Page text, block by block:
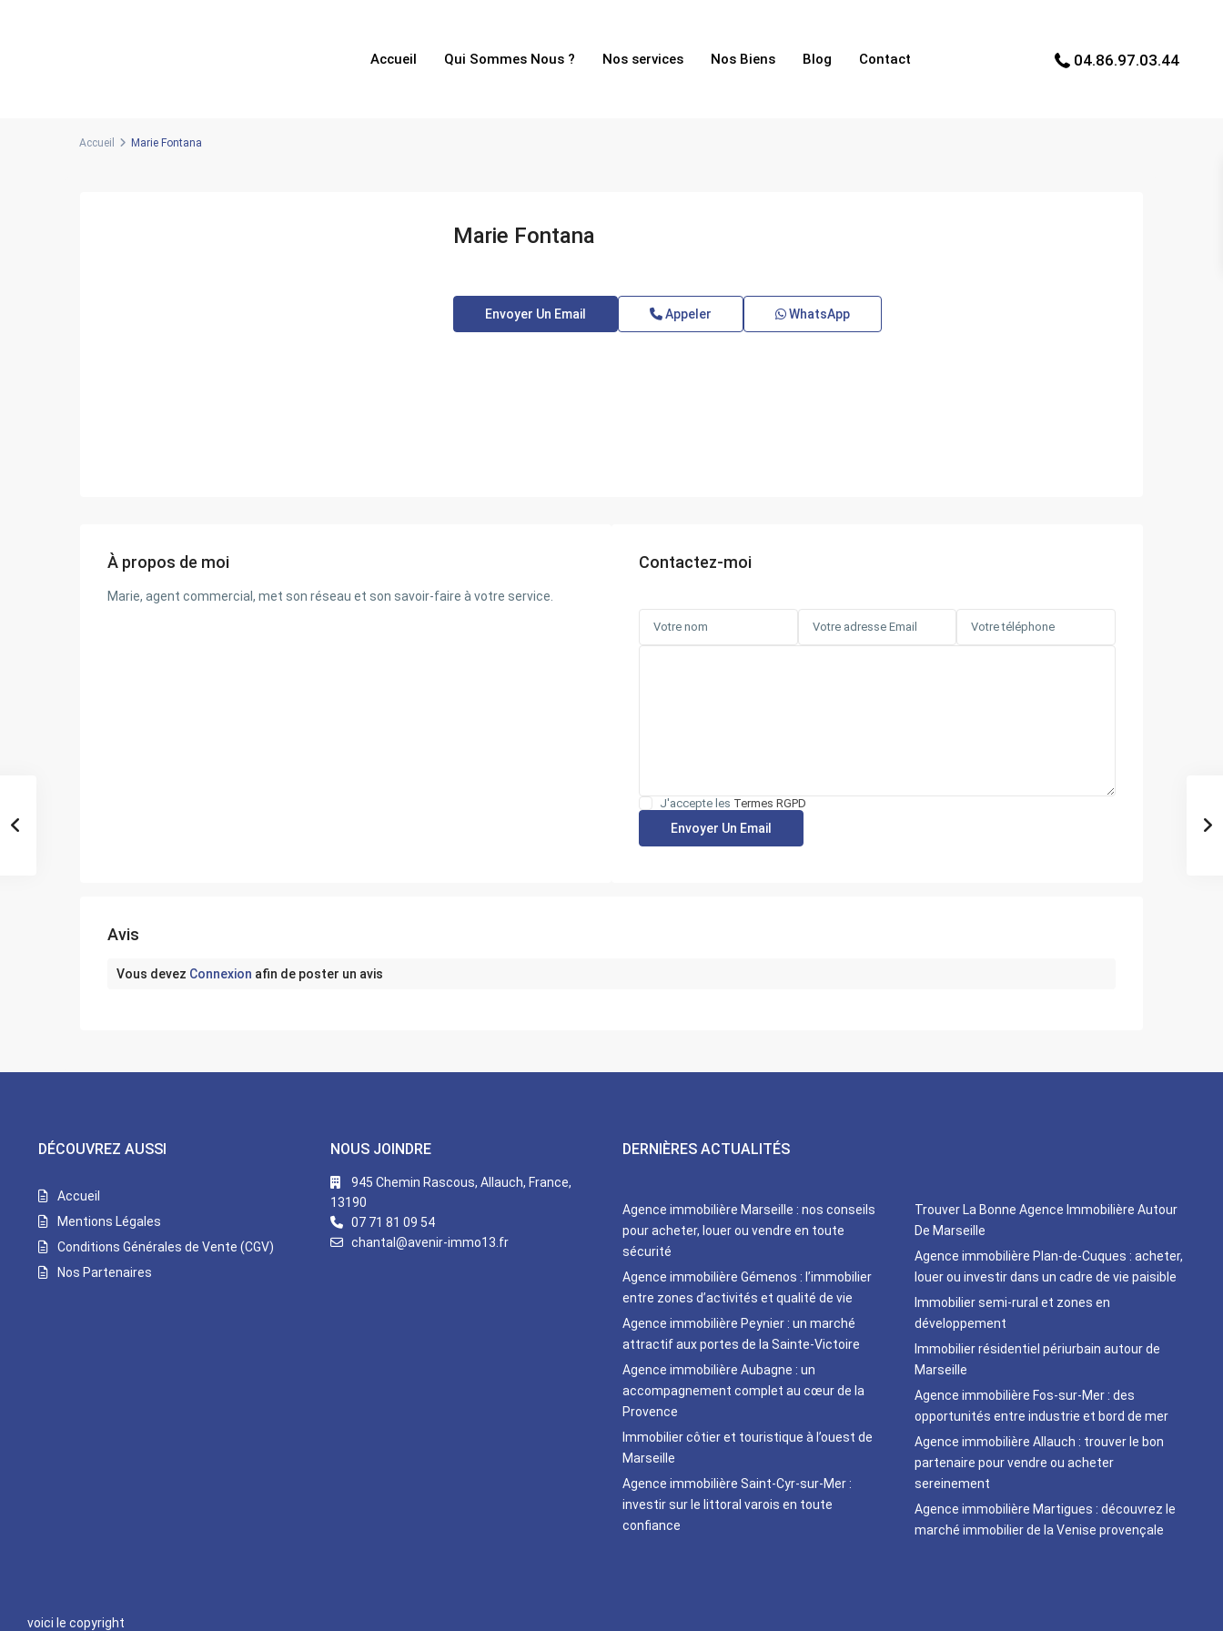
Accueil Qui Sommes Nous ? Nos services Nos Biens Blog Contact 04.86.97.03.44
Accueil Marie Fontana
Marie Fontana
Envoyer Un Email Appeler WhatsApp
À propos de moi
Marie, agent commercial, met son réseau et son savoir-faire à votre service.
Contactez-moi
J'accepte les Termes RGPD
Avis
Vous devez Connexion afin de poster un avis
DÉCOUVREZ AUSSI
Accueil
Mentions Légales
Conditions Générales de Vente (CGV)
Nos Partenaires
NOUS JOINDRE
945 Chemin Rascous, Allauch, France,
13190
07 71 81 09 54
chantal@avenir-immo13.fr
DERNIÈRES ACTUALITÉS
Agence immobilière Marseille : nos conseils
pour acheter, louer ou vendre en toute
sécurité
Agence immobilière Gémenos : l’immobilier
entre zones d’activités et qualité de vie
Agence immobilière Peynier : un marché
attractif aux portes de la Sainte-Victoire
Agence immobilière Aubagne : un
accompagnement complet au cœur de la
Provence
Immobilier côtier et touristique à l’ouest de
Marseille
Agence immobilière Saint-Cyr-sur-Mer :
investir sur le littoral varois en toute
confiance
Trouver La Bonne Agence Immobilière Autour
De Marseille
Agence immobilière Plan-de-Cuques : acheter,
louer ou investir dans un cadre de vie paisible
Immobilier semi-rural et zones en
développement
Immobilier résidentiel périurbain autour de
Marseille
Agence immobilière Fos-sur-Mer : des
opportunités entre industrie et bord de mer
Agence immobilière Allauch : trouver le bon
partenaire pour vendre ou acheter
sereinement
Agence immobilière Martigues : découvrez le
marché immobilier de la Venise provençale
voici le copyright